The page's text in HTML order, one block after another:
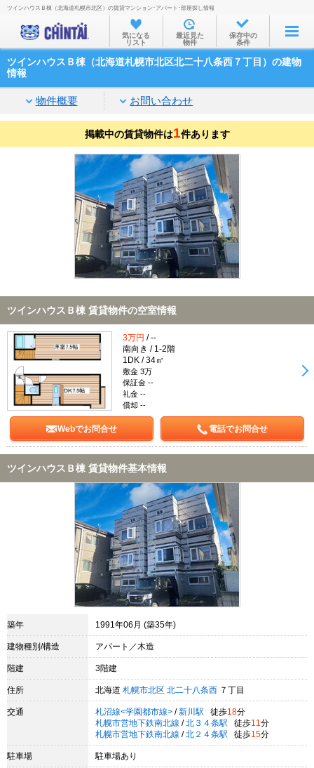
お部屋を探す
沿線・駅から
家賃相場から
通勤通学時間から
物件特集から
不動産会社から
TOP
ツインハウスＢ棟（北海道札幌市北区）の賃貸マンション･アパート･部屋探し情報
気になる
リスト
最近見た
物件
保存中の
条件
ツインハウスＢ棟（北海道札幌市北区北二十八条西７丁目）の建物
情報
物件概要 お問い合わせ
掲載中の賃貸物件は1件あります
ツインハウスＢ棟 賃貸物件の空室情報
3万円 / --
南向き / 1-2階
1DK / 34㎡
敷金 3万
保証金 --
礼金 --
償却 --
Webでお問合せ 電話でお問合せ
ツインハウスＢ棟 賃貸物件基本情報
築年 1991年06月 (築35年)
建物種別/構造 アパート／木造
階建 3階建
住所 北海道 札幌市北区 北二十八条西 ７丁目
交通 札沼線<学園都市線> / 新川駅 徒歩18分
札幌市営地下鉄南北線 / 北３４条駅 徒歩11 分
札幌市営地下鉄南北線 / 北２４条駅 徒歩15分
駐車場 駐車場あり